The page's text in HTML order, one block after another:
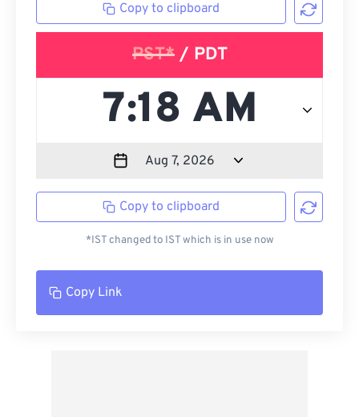
Copy to clipboard
PST*/ PDT
Copy to clipboard
*IST changed to IST which is in use now
Copy Link